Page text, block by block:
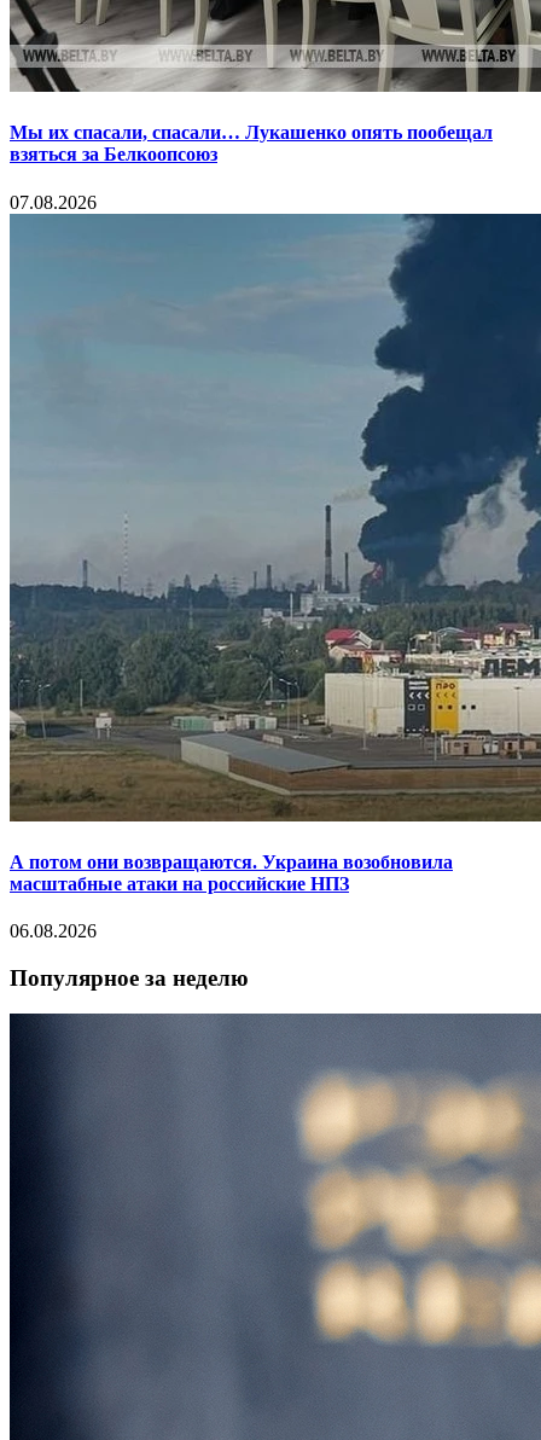
Мы их спасали, спасали… Лукашенко опять пообещал
взяться за Белкоопсоюз
07.08.2026
А потом они возвращаются. Украина возобновила
масштабные атаки на российские НПЗ
06.08.2026
Популярное за неделю